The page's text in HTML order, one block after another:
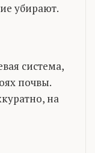
убирают.
система,
почвы.
на